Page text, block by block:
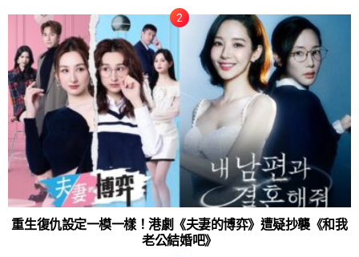
重生復仇設定一模一樣！港劇《夫妻的博弈》遭疑抄襲《和我
老公結婚吧》